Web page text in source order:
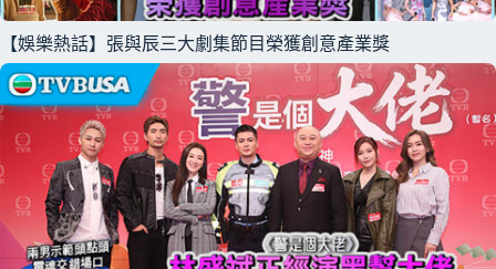
【娛樂熱話】張與辰三大劇集節目榮獲創意產業獎